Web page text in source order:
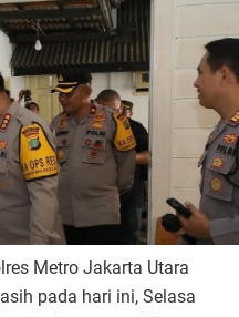
Metro Jakarta Utara
pada hari ini, Selasa